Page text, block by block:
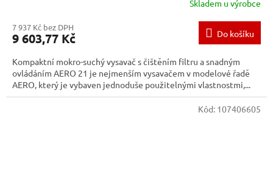
Skladem u výrobce
7 937 Kč bez DPH
9 603,77 Kč Do košíku
Kompaktní mokro-suchý vysavač s čištěním filtru a snadným
ovládáním AERO 21 je nejmenším vysavačem v modelové řadě
AERO, který je vybaven jednoduše použitelnými vlastnostmi,...
Kód: 107406605